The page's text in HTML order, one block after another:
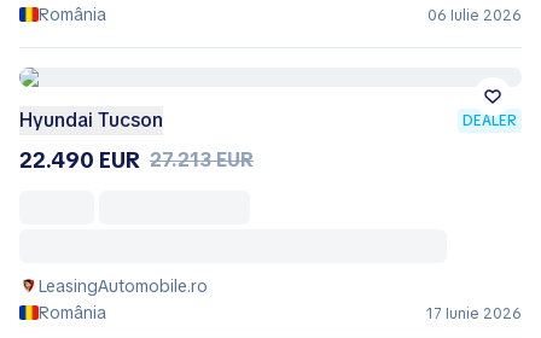
România
06 Iulie 2026
Hyundai Tucson DEALER
22.490 EUR 27.213 EUR
LeasingAutomobile.ro
România
17 Iunie 2026